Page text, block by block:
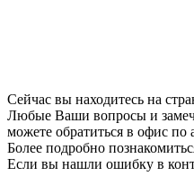
Сейчас вы находитесь на
Любые Ваши вопросы и
можете обратиться в офис
Более подробно
Если вы нашли ошибку в